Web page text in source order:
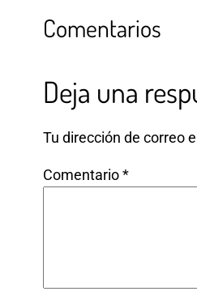
Comentarios
Deja una
Tu dirección de correo
Comentario*